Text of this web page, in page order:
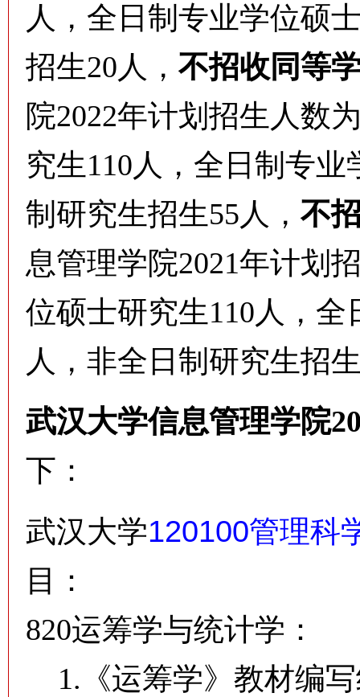
人，全日制专业学位硕
招生20人，不招收同等
院2022年计划招生人数
究生110人，全日制专
制研究生招生55人，不
息管理学院2021年计划
位硕士研究生110人，
人，非全日制研究生招
武汉大学信息管理学院
下：
武汉大学120100管理科
目：
820运筹学与统计学：
1.《运筹学》教材编